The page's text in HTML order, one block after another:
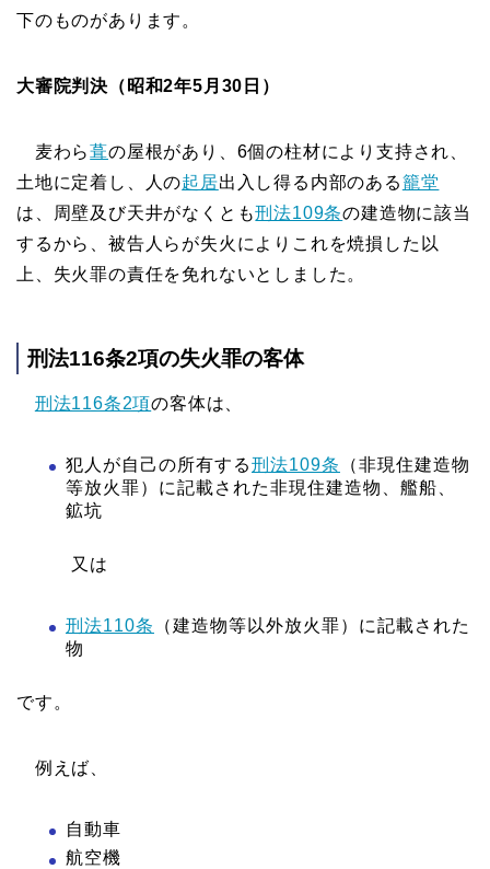
下のものがあります。
大審院判決（昭和2年5月30日）
麦わら葺の屋根があり、6個の柱材により支持され、
土地に定着し、人の起居出入し得る内部のある籠堂
は、周壁及び天井がなくとも刑法109条の建造物に該当
するから、被告人らが失火によりこれを焼損した以
上、失火罪の責任を免れないとしました。
刑法116条2項の失火罪の客体
刑法116条2項の客体は、
犯人が自己の所有する刑法109条
（非現住建造物
等放火罪）に記載された非現住建造物、艦船、
鉱坑
又は
刑法110条
（建造物等以外放火罪）に記載された
物
です。
例えば、
自動車
航空機